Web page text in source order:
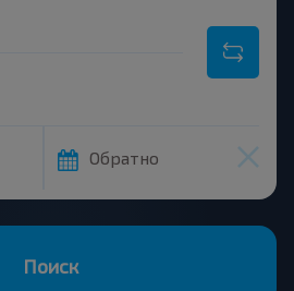
Обратно
Поиск